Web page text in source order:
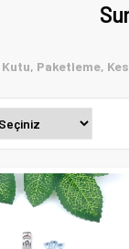
Kutu, Paketleme,